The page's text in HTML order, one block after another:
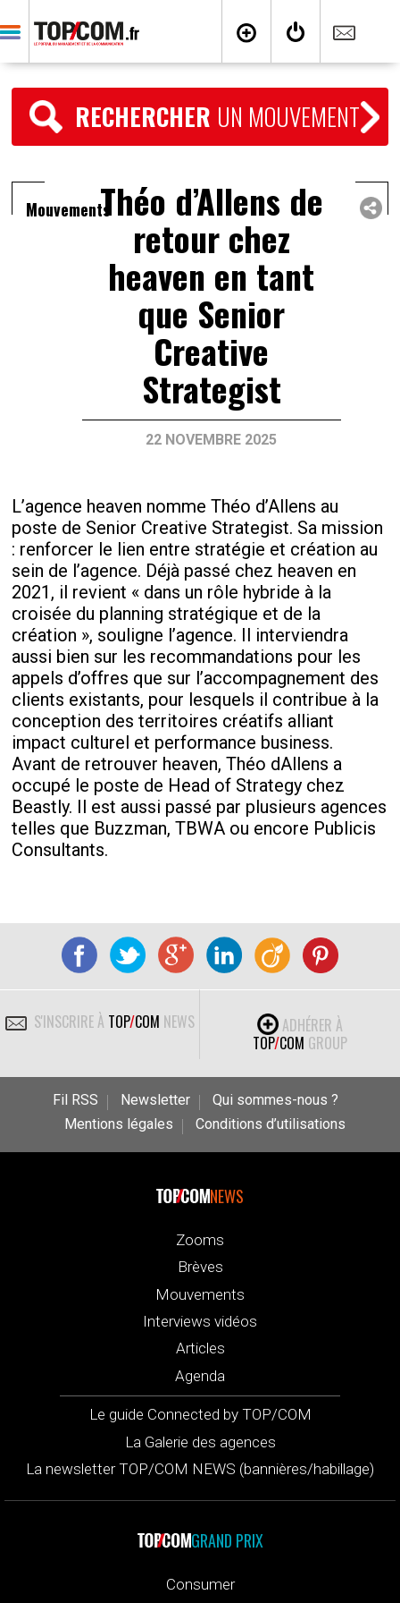
RECHERCHER UN MOUVEMENT
MouvementsThéo d’Allens de
retour chez
heaven en tant
que Senior
Creative
Strategist
22 NOVEMBRE 2025
L’agence heaven nomme Théo d’Allens au
poste de Senior Creative Strategist. Sa mission
: renforcer le lien entre stratégie et création au
sein de l’agence. Déjà passé chez heaven en
2021, il revient « dans un rôle hybride à la
croisée du planning stratégique et de la
création », souligne l’agence. Il interviendra
aussi bien sur les recommandations pour les
appels d’offres que sur l’accompagnement des
clients existants, pour lesquels il contribue à la
conception des territoires créatifs alliant
impact culturel et performance business.
Avant de retrouver heaven, Théo dAllens a
occupé le poste de Head of Strategy chez
Beastly. Il est aussi passé par plusieurs agences
telles que Buzzman, TBWA ou encore Publicis
Consultants.
S'INSCRIRE À TOP/COM NEWS
ADHÉRER À
TOP/COM GROUP
Fil RSS Newsletter
Qui sommes-nous ?
Mentions légales
Conditions d’utilisations
NEWS
Zooms
Brèves
Mouvements
Interviews vidéos
Articles
Agenda
Le guide Connected by TOP/COM
La Galerie des agences
La newsletter TOP/COM NEWS (bannières/habillage)
GRAND PRIX
Consumer